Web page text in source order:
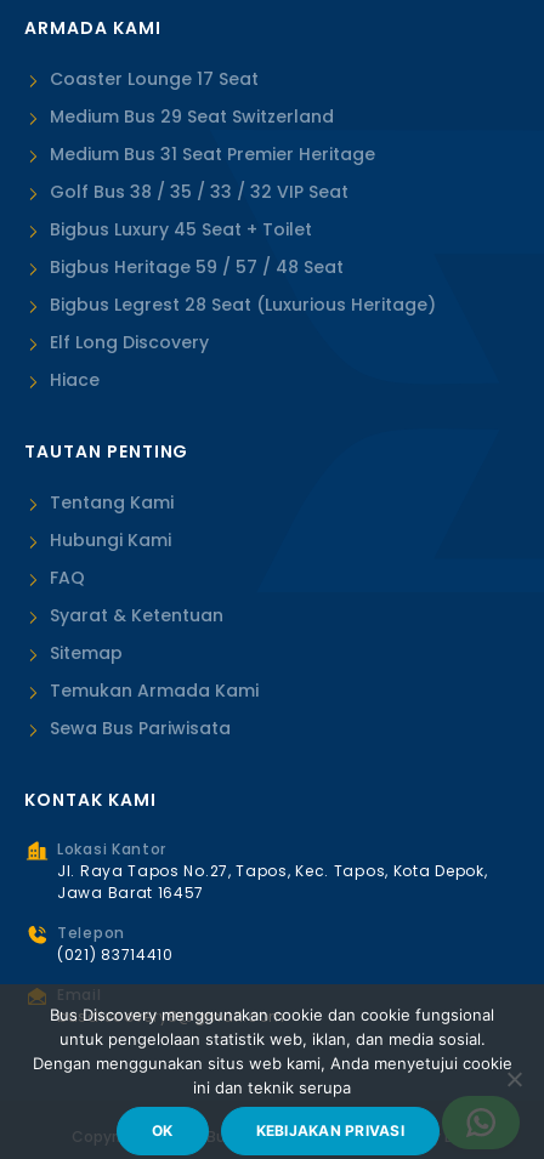
ARMADA KAMI
Coaster Lounge 17 Seat
Medium Bus 29 Seat Switzerland
Medium Bus 31 Seat Premier Heritage
Golf Bus 38 / 35 / 33 / 32 VIP Seat
Bigbus Luxury 45 Seat + Toilet
Bigbus Heritage 59 / 57 / 48 Seat
Bigbus Legrest 28 Seat (Luxurious Heritage)
Elf Long Discovery
Hiace
TAUTAN PENTING
Tentang Kami
Hubungi Kami
FAQ
Syarat & Ketentuan
Sitemap
Temukan Armada Kami
Sewa Bus Pariwisata
KONTAK KAMI
Lokasi Kantor
Jl. Raya Tapos No.27, Tapos, Kec. Tapos, Kota Depok,
Jawa Barat 16457
Telepon
(021) 83714410
Email
busdiscovery8@gmail.com
Copyright © 2026 Bus Discovery | Premium Luxury Bus
Bus Discovery menggunakan cookie dan cookie fungsional
untuk pengelolaan statistik web, iklan, dan media sosial.
Dengan menggunakan situs web kami, Anda menyetujui cookie
ini dan teknik serupa
OK KEBIJAKAN PRIVASI